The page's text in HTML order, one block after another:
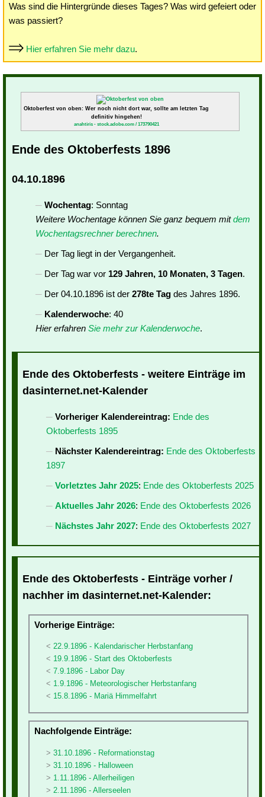
Was sind die Hintergründe dieses Tages? Was wird gefeiert oder
was passiert?
Hier erfahren Sie mehr dazu.
Oktoberfest von oben: Wer noch nicht dort war, sollte am letzten Tag
definitiv hingehen!
anahtiris - stock.adobe.com / 173790421
Ende des Oktoberfests 1896
04.10.1896
Wochentag: Sonntag
Weitere Wochentage können Sie ganz bequem mitdem
Wochentagsrechner berechnen.
Der Tag liegt in der Vergangenheit.
Der Tag war vor 129 Jahren, 10 Monaten, 3 Tagen.
Der 04.10.1896 ist der 278te Tag des Jahres 1896.
Kalenderwoche: 40
Hier erfahren Sie mehr zur Kalenderwoche.
Ende des Oktoberfests - weitere Einträge im
dasinternet.net-Kalender
Vorheriger Kalendereintrag: Ende des
Oktoberfests 1895
Nächster Kalendereintrag: Ende des Oktoberfests
1897
Vorletztes Jahr 2025: Ende des Oktoberfests 2025
Aktuelles Jahr 2026: Ende des Oktoberfests 2026
Nächstes Jahr 2027: Ende des Oktoberfests 2027
Ende des Oktoberfests - Einträge vorher /
nachher im dasinternet.net-Kalender:
Vorherige Einträge:
22.9.1896 - Kalendarischer Herbstanfang
19.9.1896 - Start des Oktoberfests
7.9.1896 - Labor Day
1.9.1896 - Meteorologischer Herbstanfang
15.8.1896 - Mariä Himmelfahrt
Nachfolgende Einträge:
31.10.1896 - Reformationstag
31.10.1896 - Halloween
1.11.1896 - Allerheiligen
2.11.1896 - Allerseelen